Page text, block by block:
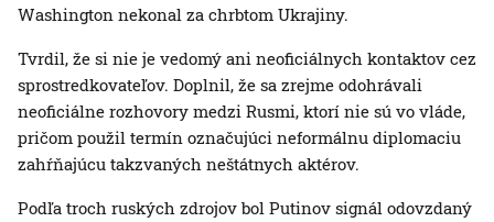
Washington nekonal za chrbtom Ukrajiny.
Tvrdil, že si nie je vedomý ani neoficiálnych kontaktov cez
sprostredkovateľov. Doplnil, že sa zrejme odohrávali
neoficiálne rozhovory medzi Rusmi, ktorí nie sú vo vláde,
pričom použil termín označujúci neformálnu diplomaciu
zahŕňajúcu takzvaných neštátnych aktérov.
Podľa troch ruských zdrojov bol Putinov signál odovzdaný